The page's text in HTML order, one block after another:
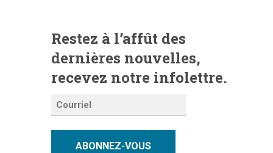
Restez à l’affût des
dernières nouvelles,
recevez notre infolettre.
ABONNEZ-VOUS